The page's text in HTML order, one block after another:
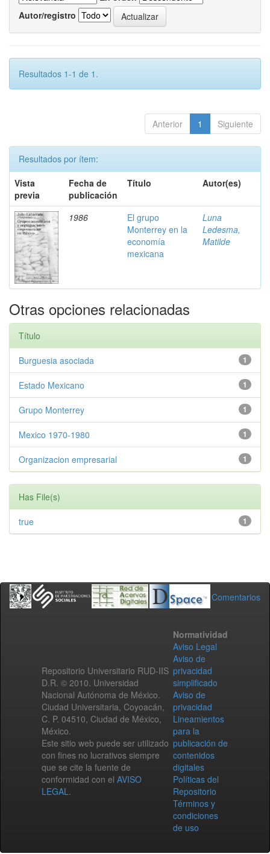
Autor/registro
Resultados 1-1 de 1.
Anterior 1 Siguiente
Resultados por ítem:
Vista
previa
Fecha de
publicación
Título Autor(es)
1986
El grupo
Monterrey en la
economía
mexicana
Luna
Ledesma,
Matilde
Otras opciones relacionadas
Título
1
Burguesia asociada
1
Estado Mexicano
1
Grupo Monterrey
1
Mexico 1970-1980
1
Organizacion empresarial
Has File(s)
1
true
Comentarios
Repositorio Universitario RUD-IIS
D.R. © 2010. Universidad
Nacional Autónoma de México.
Ciudad Universitaria, Coyoacán,
C. P. 04510, Ciudad de México,
México.
Este sitio web puede ser utilizado
con fines no lucrativos siempre
que se cite la fuente de
conformidad con el AVISO
LEGAL.
Normatividad
Aviso Legal
Aviso de
privacidad
simplificado
Aviso de
privacidad
Lineamientos
para la
publicación de
contenidos
digitales
Políticas del
Repositorio
Términos y
condiciones
de uso